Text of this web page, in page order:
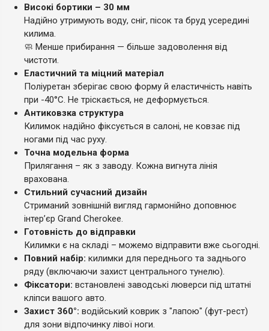
Високі бортики – 30 мм
Надійно утримують воду, сніг, пісок та бруд усередині
килима.
🧼 Менше прибирання — більше задоволення від
чистоти.
Еластичний та міцний матеріал
Поліуретан зберігає свою форму й еластичність навіть
при -40°C. Не тріскається, не деформується.
Антиковзка структура
Килимок надійно фіксується в салоні, не ковзає під
ногами під час руху.
Точна модельна форма
Прилягання – як з заводу. Кожна вигнута лінія
врахована.
Стильний сучасний дизайн
Стриманий зовнішній вигляд гармонійно доповнює
інтер’єр Grand Cherokee.
Готовність до відправки
Килимки є на складі – можемо відправити вже сьогодні.
Повний набір: килимки для переднього та заднього
ряду (включаючи захист центрального тунелю).
Фіксатори: встановлені заводські люверси під штатні
кліпси вашого авто.
Захист 360°: водійський коврик з "лапою" (фут-рест)
для зони відпочинку лівої ноги.